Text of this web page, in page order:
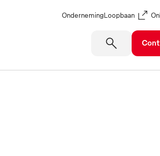
OndernemingLoopbaan